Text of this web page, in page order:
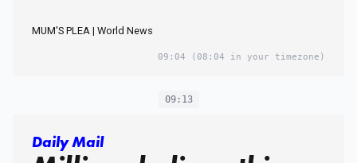
MUM'S PLEA | World News
09:04 (08:04 in your timezone)
09:13
Daily Mail